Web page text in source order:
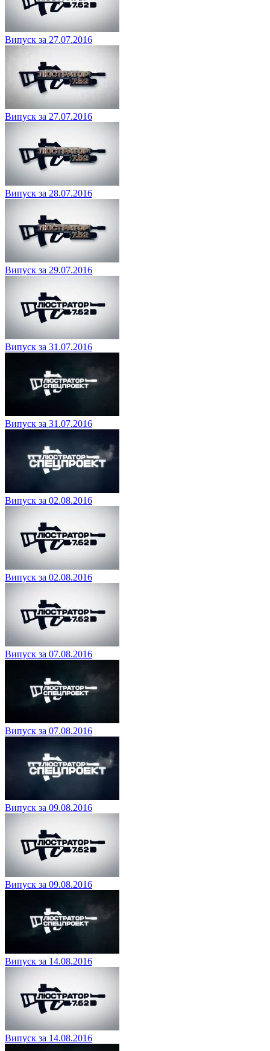
Випуск за 27.07.2016
Випуск за 27.07.2016
Випуск за 28.07.2016
Випуск за 29.07.2016
Випуск за 31.07.2016
Випуск за 31.07.2016
Випуск за 02.08.2016
Випуск за 02.08.2016
Випуск за 07.08.2016
Випуск за 07.08.2016
Випуск за 09.08.2016
Випуск за 09.08.2016
Випуск за 14.08.2016
Випуск за 14.08.2016